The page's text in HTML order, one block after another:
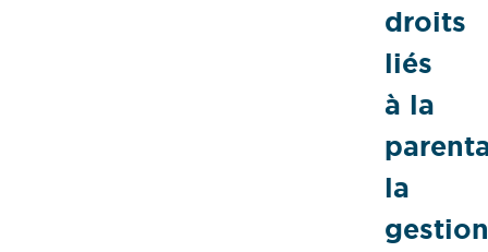
droits
liés
à la
la
gestion